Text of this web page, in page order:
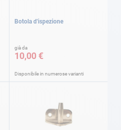
Botola d'ispezione
già da
10,00 €
Disponibile in numerose varianti